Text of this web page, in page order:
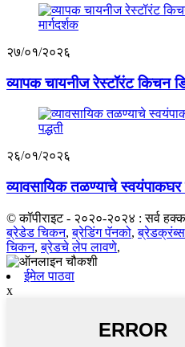
२७/०१/२०२६
व्यापक चायनीज रेस्टॉरंट किचन
२६/०१/२०२६
व्यावसायिक तळण्याचे स्वयंपाकघर
© कॉपीराइट - २०२०-२०२४ : सर्व हक्क
ब्रेडेड चिकन,ब्रेडिंग पॅनको,ब्रेडक्रंब्स
चिकन,ब्रेडचे लेप लावणे,
ईमेल पाठवा
x